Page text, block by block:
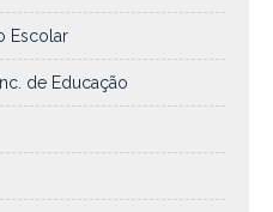
Escolar
de Educação